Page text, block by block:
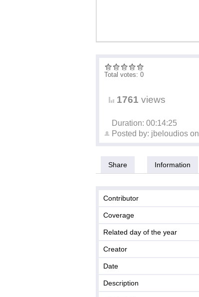
Total votes: 0
1761 views
Duration: 00:14:25
Posted by: jbeloudios on
Share Information
Contributor
Coverage
Related day of the year
Creator
Date
Description